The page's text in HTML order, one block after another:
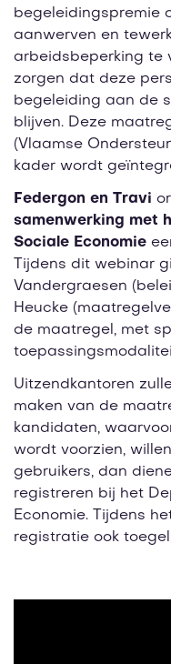
begeleidingspremie
aanwerven en
arbeidsbeperking te
zorgen dat deze
begeleiding aan de
blijven. Deze
(Vlaamse
kader wordt
Federgon en Travi
samenwerking met
Sociale Economie
Tijdens dit webinar
Vandergraesen
Heucke
de maatregel, met
Uitzendkantoren
maken van de
kandidaten,
wordt voorzien,
gebruikers, dan
registreren bij het
Economie. Tijdens
registratie ook